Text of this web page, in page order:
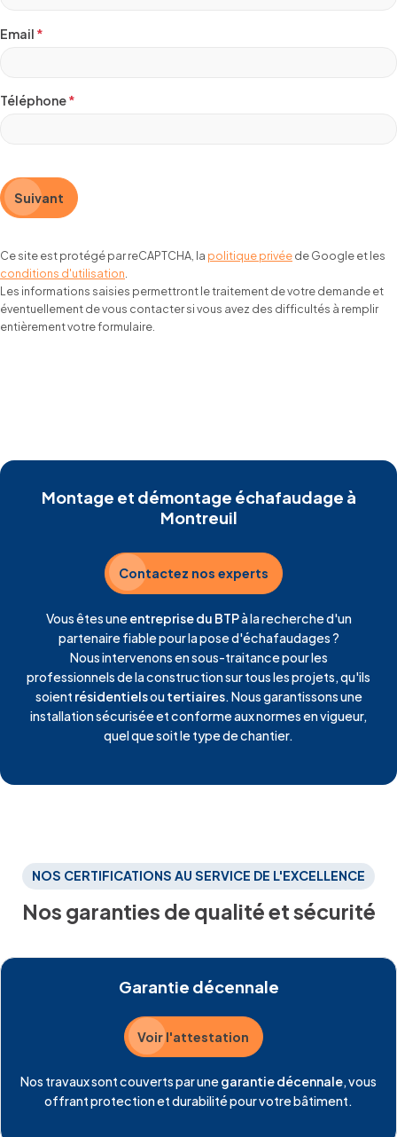
Email *
Téléphone*
Suivant
Ce site est protégé par reCAPTCHA, la politique privéede Google et les
conditions d'utilisation
Les informations saisies permettront le traitement de votre demande et
éventuellement de vous contacter si vous avez des difficultés à remplir
entièrement votre formulaire.
Montage et démontage échafaudage à
Montreuil
Vous êtes uneentreprise du BTPà la recherche d'un
partenaire fiable pour la pose d'échafaudages ?
Nous intervenons en sous-traitance pour les
professionnels de la construction sur tous les projets, qu'ils
soient résidentielsou tertiaires. Nous garantissons une
installation sécurisée et conforme aux normes en vigueur,
quel que soit le type de chantier.
Contactez nos experts
Nos garanties de qualité et sécurité
NOS CERTIFICATIONS AU SERVICE DE L'EXCELLENCE
Garantie décennale
Nos travaux sont couverts par unegarantie décennale, vous
offrant protection et durabilité pour votre bâtiment.
Voir l'attestation